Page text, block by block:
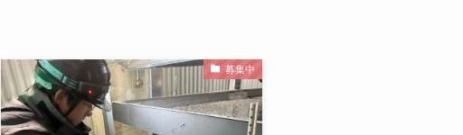
募集中